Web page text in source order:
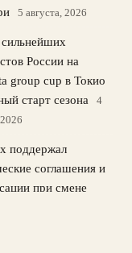
5 августа, 2026
России на
group cup в Токио
старт сезона
4
поддержал
соглашения и
при смене